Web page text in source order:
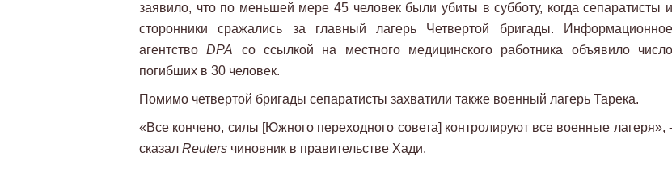
заявило, что по меньшей мере 45 человек были убиты в субботу, когда сепаратисты и
сторонники сражались за главный лагерь Четвертой бригады. Информационное
агентствоDPA со ссылкой на местного медицинского работника объявило число
погибших в 30 человек.
Помимо четвертой бригады сепаратисты захватили также военный лагерь Тарека.
«Все кончено, силы [Южного переходного совета] контролируют все военные лагеря», -
сказал Reuters чиновник в правительстве Хади.